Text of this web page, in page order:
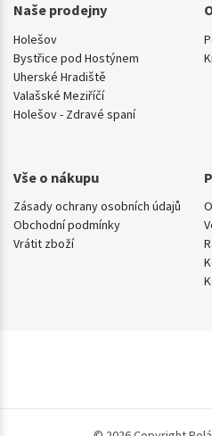
Naše prodejny
Holešov
Bystřice pod Hostýnem
Uherské Hradiště
Valašské Meziříčí
Holešov - Zdravé spaní
Vše o nákupu
Zásady ochrany osobních údajů
Obchodní podmínky
Vrátit zboží